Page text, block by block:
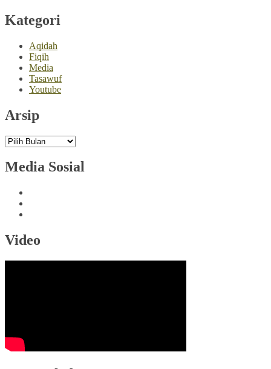
Kategori
Aqidah
Fiqih
Media
Tasawuf
Youtube
Arsip
Arsip
Media Sosial
Video